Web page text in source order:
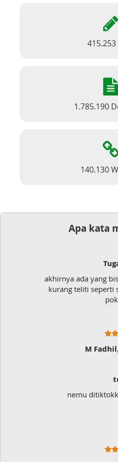
415.253
1.785.190
140.130
Apa kata
akhirnya ada yang
kurang teliti seperti
M Fadhil
nemu